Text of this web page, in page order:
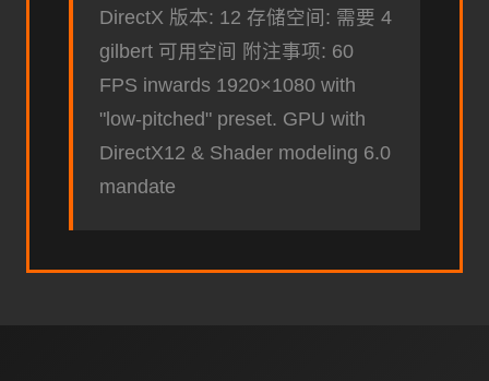
DirectX 版本: 12 存储空间: 需要 4
gilbert 可用空间 附注事项: 60
FPS inwards 1920×1080 with
"low-pitched" preset. GPU with
DirectX12 & Shader modeling 6.0
mandate